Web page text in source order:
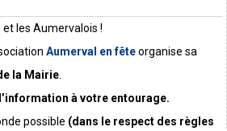
les Aumervalois !
Aumerval en fêteorganise sa
la Mairie
à votre entourage.
possible (dans le respect des règles